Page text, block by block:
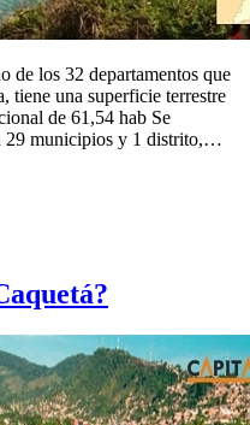
de los 32 departamentos que
tiene una superficie terrestre
de 61,54 hab Se
29 municipios y 1 distrito,…